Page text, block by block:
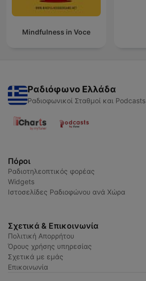
Mindfulness in Voce
Ραδιόφωνο Ελλάδα
Ραδιοφωνικοί Σταθμοί και Podcasts
Πόροι
Ραδιοτηλεοπτικός φορέας
Widgets
Ιστοσελίδες Ραδιοφώνου ανά Χώρα
Σχετικά & Επικοινωνία
Πολιτική Απορρήτου
Όρους χρήσης υπηρεσίας
Σχετικά με εμάς
Επικοινωνία